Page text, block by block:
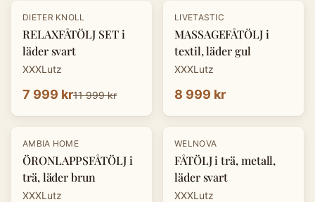
-33%
DIETER KNOLL
RELAXFÅTÖLJ SET i
läder svart
XXXLutz
7 999 kr11 999 kr
LIVETASTIC
MASSAGEFÅTÖLJ i
textil, läder gul
XXXLutz
8 999 kr
-30%
AMBIA HOME
ÖRONLAPPSFÅTÖLJ i
trä, läder brun
XXXLutz
-30 %
WELNOVA
FÅTÖLJ i trä, metall,
läder svart
XXXLutz